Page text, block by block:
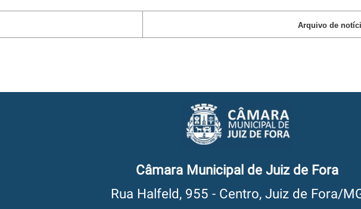
Arquivo de
Câmara Municipal de Juiz de Fora
Rua Halfeld, 955 - Centro, Juiz de Fora/